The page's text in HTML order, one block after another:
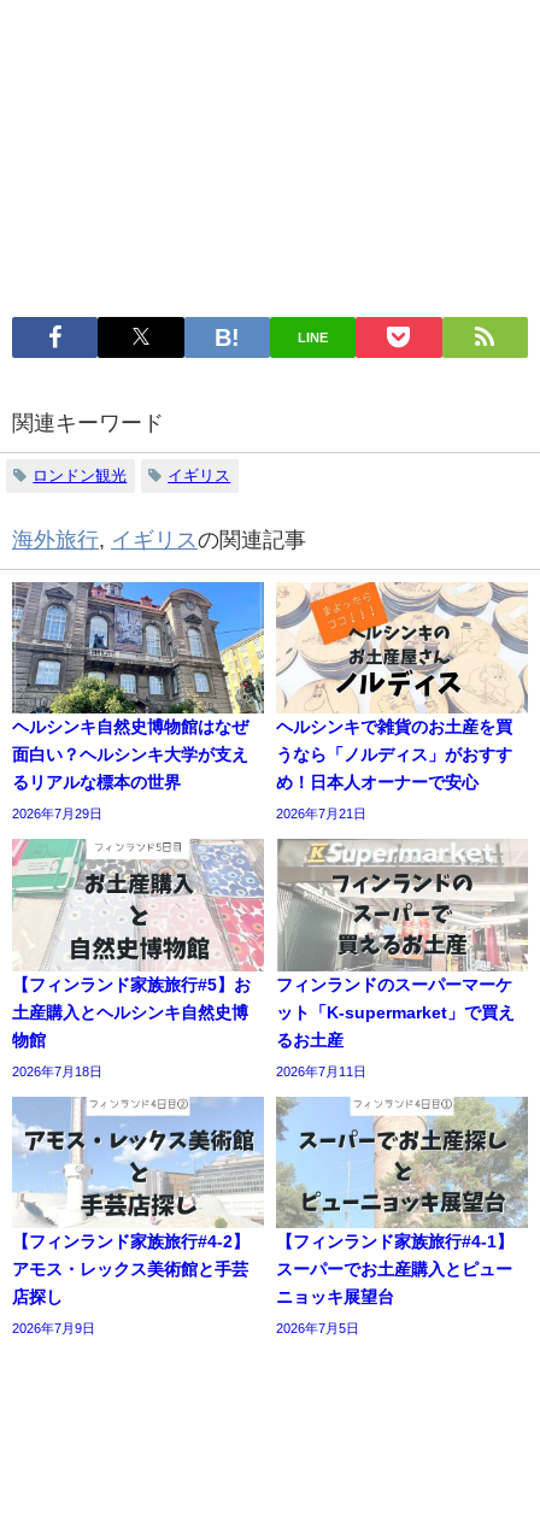
LINE
関連キーワード
ロンドン観光 イギリス
海外旅行, イギリスの関連記事
ヘルシンキ自然史博物館はなぜ
面白い？ヘルシンキ大学が支え
るリアルな標本の世界
2026年7月29日
ヘルシンキで雑貨のお土産を買
うなら「ノルディス」がおすす
め！日本人オーナーで安心
2026年7月21日
【フィンランド家族旅行#5】お
土産購入とヘルシンキ自然史博
物館
2026年7月18日
フィンランドのスーパーマーケ
ット「K-supermarket」で買え
るお土産
2026年7月11日
【フィンランド家族旅行#4-2】
アモス・レックス美術館と手芸
店探し
2026年7月9日
【フィンランド家族旅行#4-1】
スーパーでお土産購入とピュー
ニョッキ展望台
2026年7月5日